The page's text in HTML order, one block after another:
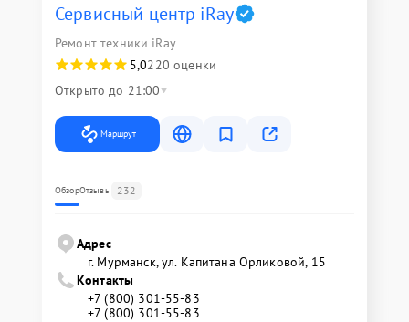
Сервисный центр iRay
Ремонт техники iRay
5,0220 оценки
Открыто до 21:00
Маршрут
ОбзорОтзывы 232
Адрес
г. Мурманск, ул. Капитана Орликовой, 15
Контакты
+7 (800) 301-55-83
+7 (800) 301-55-83